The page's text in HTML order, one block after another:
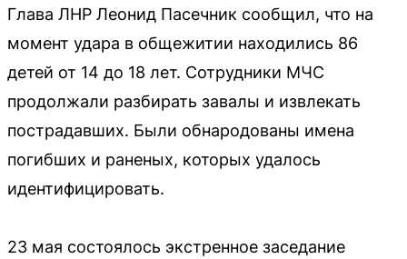
Глава ЛНР Леонид Пасечник сообщил, что на
момент удара в общежитии находились 86
детей от 14 до 18 лет. Сотрудники МЧС
продолжали разбирать завалы и извлекать
пострадавших. Были обнародованы имена
погибших и раненых, которых удалось
идентифицировать.
23 мая состоялось экстренное заседание